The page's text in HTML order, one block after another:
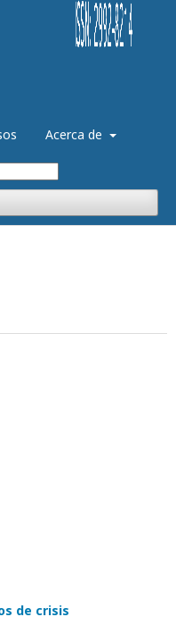
Acerca de
de crisis